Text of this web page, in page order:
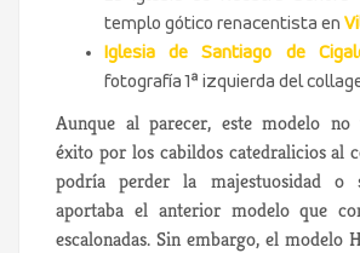
templo gótico renacentista en
Iglesia de Santiago de
fotografía 1ª izquierda del
Aunque al parecer, este modelo no
éxito por los cabildos catedralicios al
podría perder la majestuosidad o
aportaba el anterior modelo que
escalonadas. Sin embargo, el modelo